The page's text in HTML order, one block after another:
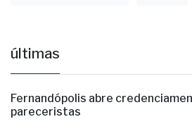
últimas
Fernandópolis abre
pareceristas